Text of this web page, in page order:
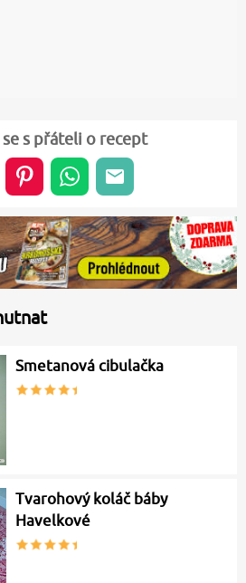
s přáteli o recept
Smetanová cibulačka
Tvarohový koláč báby
Havelkové